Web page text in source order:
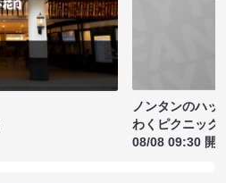
ノンタンのハッ
わくピクニック
08/08 09:30 開